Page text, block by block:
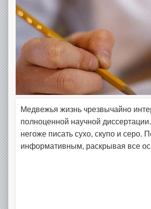
Медвежья жизнь чрезвычайно
полноценной научной
негоже писать сухо, скупо и серо.
информативным, раскрывая все